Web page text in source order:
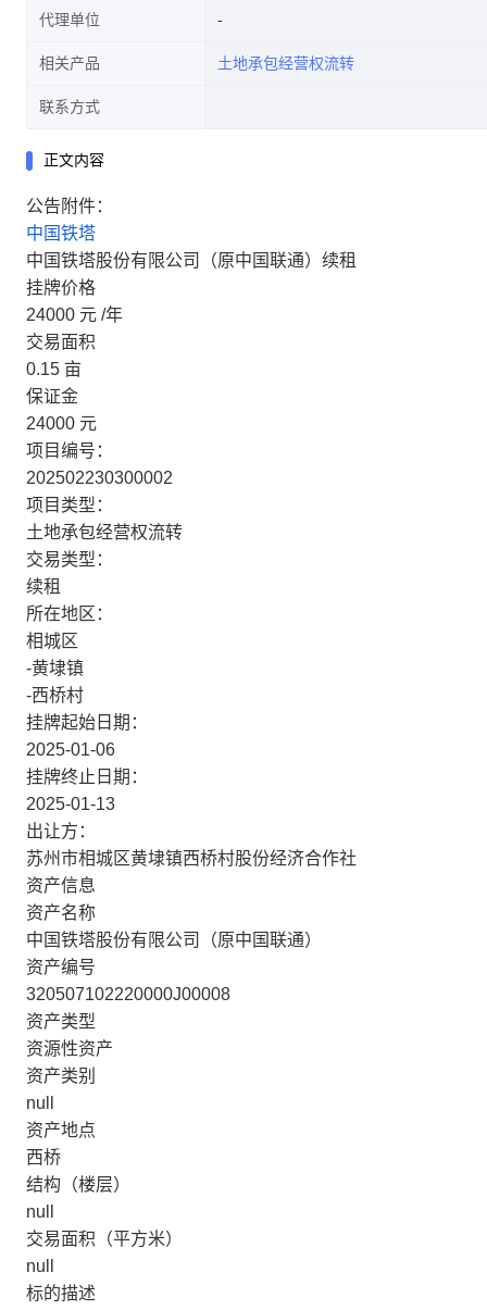
代理单位
相关产品 土地承包经营权流转
联系方式
正文内容
公告附件：
中国铁塔
中国铁塔股份有限公司（原中国联通）续租
挂牌价格
24000 元 /年
交易面积
0.15 亩
保证金
24000 元
项目编号：
202502230300002
项目类型：
土地承包经营权流转
交易类型：
续租
所在地区：
相城区
-黄埭镇
-西桥村
挂牌起始日期：
2025-01-06
挂牌终止日期：
2025-01-13
出让方：
苏州市相城区黄埭镇西桥村股份经济合作社
资产信息
资产名称
中国铁塔股份有限公司（原中国联通）
资产编号
320507102220000J00008
资产类型
资源性资产
资产类别
null
资产地点
西桥
结构（楼层）
null
交易面积（平方米）
null
标的描述